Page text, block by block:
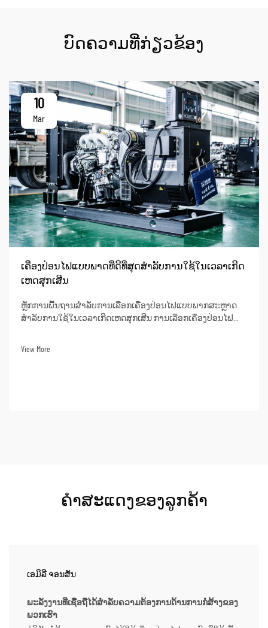
ບົດຄວາມທີ່ກ່ຽວຂ້ອງ
10
Mar
ເຄື່ອງປ່ອນໄຟແບບພາດທີ່ດີທີ່ສຸດສຳລັບການໃຊ້ໃນເວລາເກີດ
ເຫດສຸກເສີນ
ຫຼັກການພື້ນຖານສຳລັບການເລືອກເຄື່ອງປ່ອນໄຟແບບພາກສະຫຼາດ
ສຳລັບການໃຊ້ໃນເວລາເກີດເຫດສຸກເສີນ ການເລືອກເຄື່ອງປ່ອນໄຟ
View More
ຄຳສະແດງຂອງລູກຄ້າ
ເອມິລີ ຈອນສັນ
ພະລັງງານທີ່ເຊື່ອຖືໄດ້ສຳລັບຄວາມຕ້ອງການດ້ານການກໍ່ສ້າງຂອງ
ພວກເຮົາ